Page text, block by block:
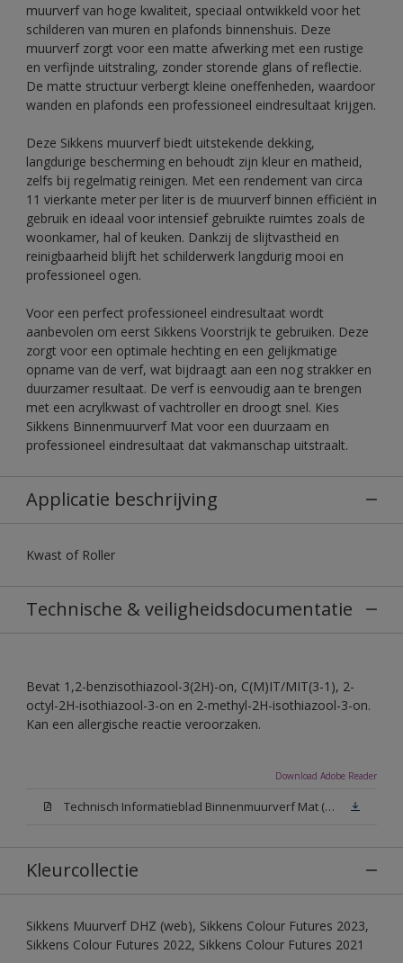
muurverf van hoge kwaliteit, speciaal ontwikkeld voor het
schilderen van muren en plafonds binnenshuis. Deze
muurverf zorgt voor een matte afwerking met een rustige
en verfijnde uitstraling, zonder storende glans of reflectie.
De matte structuur verbergt kleine oneffenheden, waardoor
wanden en plafonds een professioneel eindresultaat krijgen.
Deze Sikkens muurverf biedt uitstekende dekking,
langdurige bescherming en behoudt zijn kleur en matheid,
zelfs bij regelmatig reinigen. Met een rendement van circa
11 vierkante meter per liter is de muurverf binnen efficiënt in
gebruik en ideaal voor intensief gebruikte ruimtes zoals de
woonkamer, hal of keuken. Dankzij de slijtvastheid en
reinigbaarheid blijft het schilderwerk langdurig mooi en
professioneel ogen.
Voor een perfect professioneel eindresultaat wordt
aanbevolen om eerst Sikkens Voorstrijk te gebruiken. Deze
zorgt voor een optimale hechting en een gelijkmatige
opname van de verf, wat bijdraagt aan een nog strakker en
duurzamer resultaat. De verf is eenvoudig aan te brengen
met een acrylkwast of vachtroller en droogt snel. Kies
Sikkens Binnenmuurverf Mat voor een duurzaam en
professioneel eindresultaat dat vakmanschap uitstraalt.
Applicatie beschrijving
Kwast of Roller
Technische & veiligheidsdocumentatie
Bevat 1,2-benzisothiazool-3(2H)-on, C(M)IT/MIT(3-1), 2-
octyl-2H-isothiazool-3-on en 2-methyl-2H-isothiazool-3-on.
Kan een allergische reactie veroorzaken.
Download Adobe Reader
Technisch Informatieblad Binnenmuurverf Mat (PDF)
Kleurcollectie
Sikkens Muurverf DHZ (web), Sikkens Colour Futures 2023,
Sikkens Colour Futures 2022, Sikkens Colour Futures 2021